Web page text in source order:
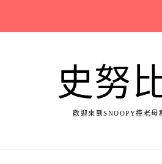
史努
歡迎來到SNOOPY控老母